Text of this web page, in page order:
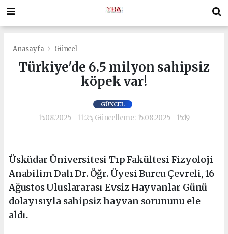
Anasayfa Güncel
Türkiye'de 6.5 milyon sahipsiz
köpek var!
GÜNCEL
15.08.2025 - 11:25, Güncelleme: 15.08.2025 - 15:19
Üsküdar Üniversitesi Tıp Fakültesi Fizyoloji
Anabilim Dalı Dr. Öğr. Üyesi Burcu Çevreli, 16
Ağustos Uluslararası Evsiz Hayvanlar Günü
dolayısıyla sahipsiz hayvan sorununu ele
aldı.